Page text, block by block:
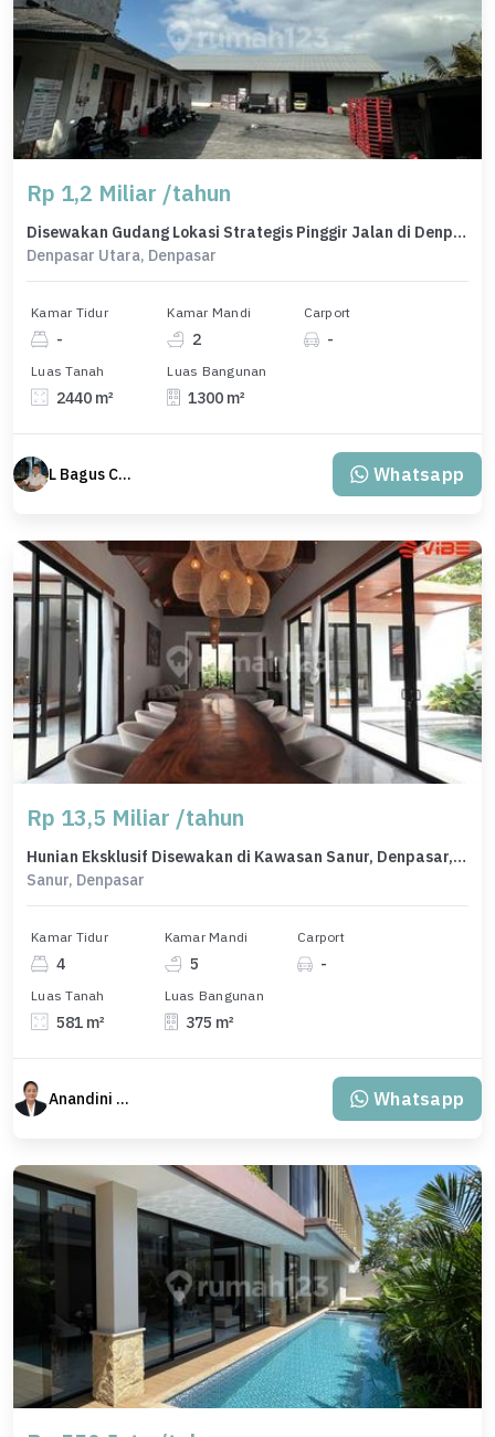
Rp 1,2 Miliar /tahun
Disewakan Gudang Lokasi Strategis Pinggir Jalan di Denpasar Utara
Denpasar Utara, Denpasar
Kamar Tidur
-
Kamar Mandi
2
Carport
-
Luas Tanah
2440 m²
Luas Bangunan
1300 m²
L Bagus Cakra Baskara Whatsapp
Rp 13,5 Miliar /tahun
Hunian Eksklusif Disewakan di Kawasan Sanur, Denpasar, LB 375m²
Sanur, Denpasar
Kamar Tidur
4
Kamar Mandi
5
Carport
-
Luas Tanah
581 m²
Luas Bangunan
375 m²
Anandini Property Whatsapp